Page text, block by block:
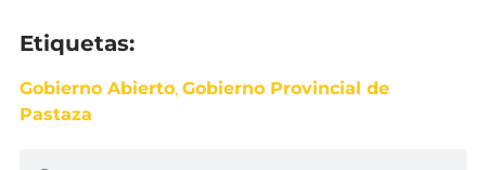
Etiquetas:
Gobierno Abierto, Gobierno Provincial de
Pastaza